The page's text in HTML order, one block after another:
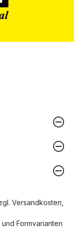
Versandkosten
Formvarianten